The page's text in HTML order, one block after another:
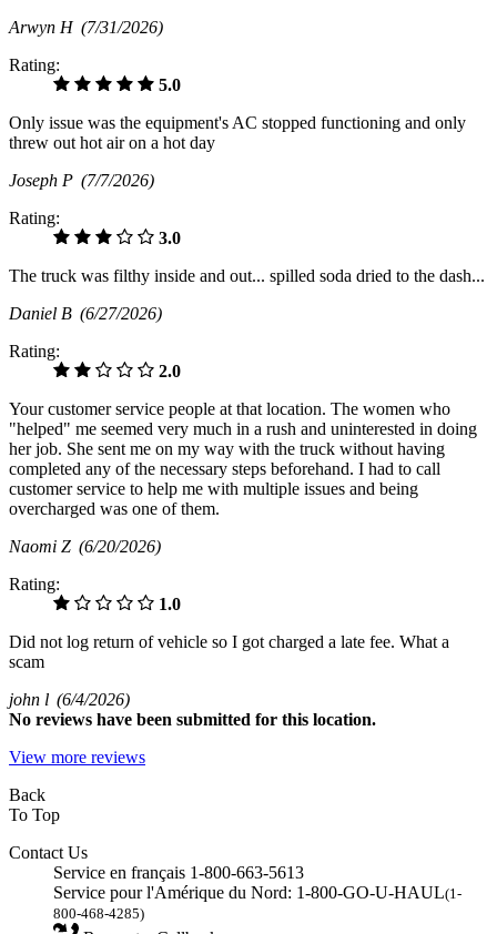
Arwyn H (7/31/2026)
Rating:
5.0
Only issue was the equipment's AC stopped functioning and only
threw out hot air on a hot day
Joseph P (7/7/2026)
Rating:
3.0
The truck was filthy inside and out... spilled soda dried to the dash...
Daniel B (6/27/2026)
Rating:
2.0
Your customer service people at that location. The women who
"helped" me seemed very much in a rush and uninterested in doing
her job. She sent me on my way with the truck without having
completed any of the necessary steps beforehand. I had to call
customer service to help me with multiple issues and being
overcharged was one of them.
Naomi Z (6/20/2026)
Rating:
1.0
Did not log return of vehicle so I got charged a late fee. What a
scam
john l (6/4/2026)
No reviews have been submitted for this location.
View more reviews
Back
To Top
Contact Us
Service en français 1-800-663-5613
Service pour l'Amérique du Nord: 1-800-GO-U-HAUL(1-
800-468-4285)